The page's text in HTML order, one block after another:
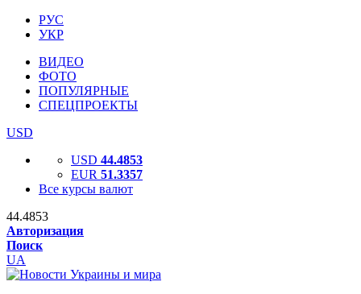
РУС
УКР
ВИДЕО
ФОТО
ПОПУЛЯРНЫЕ
СПЕЦПРОЕКТЫ
USD
USD 44.4853
EUR 51.3357
Все курсы валют
44.4853
Авторизация
Поиск
UA